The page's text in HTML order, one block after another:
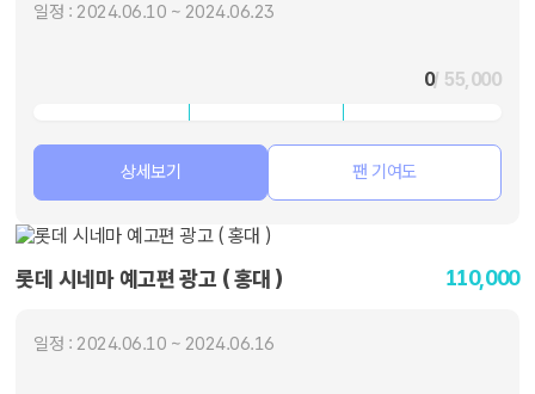
일정 : 2024.06.10 ~ 2024.06.23
0/ 55,000
상세보기 팬 기여도
롯데 시네마 예고편 광고 ( 홍대 ) 110,000
일정 : 2024.06.10 ~ 2024.06.16